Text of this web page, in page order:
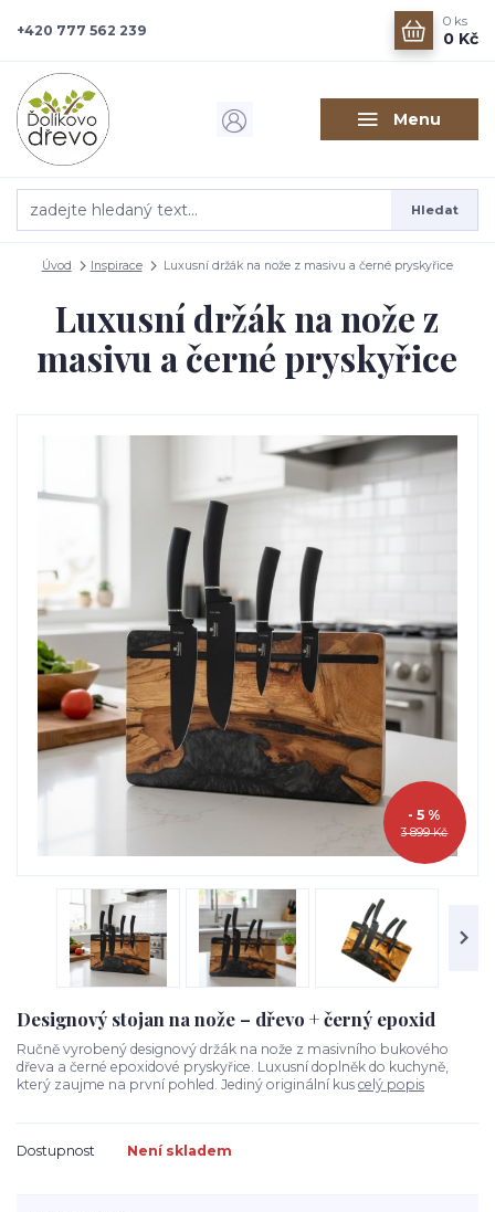
Menu
Hledat
+420 777 562 239
0 ks
0 Kč
Úvod Inspirace Luxusní držák na nože z masivu a černé pryskyřice
Luxusní držák na nože z
masivu a černé pryskyřice
3 899 Kč
- 5 %
Designový stojan na nože – dřevo + černý epoxid
Ručně vyrobený designový držák na nože z masivního bukového
dřeva a černé epoxidové pryskyřice. Luxusní doplněk do kuchyně,
který zaujme na první pohled. Jediný originální kus celý popis
Dostupnost Není skladem